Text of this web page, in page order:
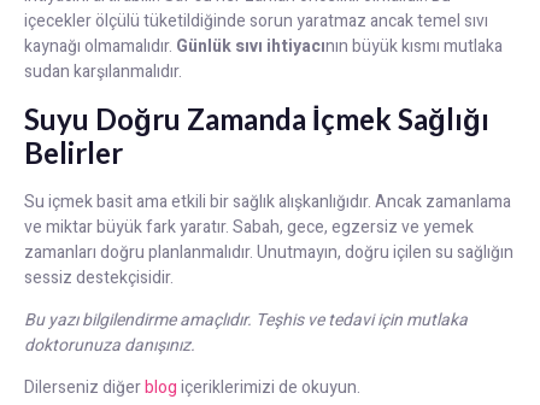
içecekler ölçülü tüketildiğinde sorun yaratmaz ancak temel sıvı
kaynağı olmamalıdır. Günlük sıvı ihtiyacının büyük kısmı mutlaka
sudan karşılanmalıdır.
Suyu Doğru Zamanda İçmek Sağlığı
Belirler
Su içmek basit ama etkili bir sağlık alışkanlığıdır. Ancak zamanlama
ve miktar büyük fark yaratır. Sabah, gece, egzersiz ve yemek
zamanları doğru planlanmalıdır. Unutmayın, doğru içilen su sağlığın
sessiz destekçisidir.
Bu yazı bilgilendirme amaçlıdır. Teşhis ve tedavi için mutlaka
doktorunuza danışınız.
Dilerseniz diğerblogiçeriklerimizi de okuyun.